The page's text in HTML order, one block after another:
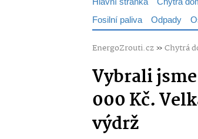
Fosilní paliva Odpady
EnergoZrouti.cz»Chytrá
Vybrali
000 Kč.
výdrž